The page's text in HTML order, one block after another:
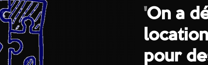
'On a
pour